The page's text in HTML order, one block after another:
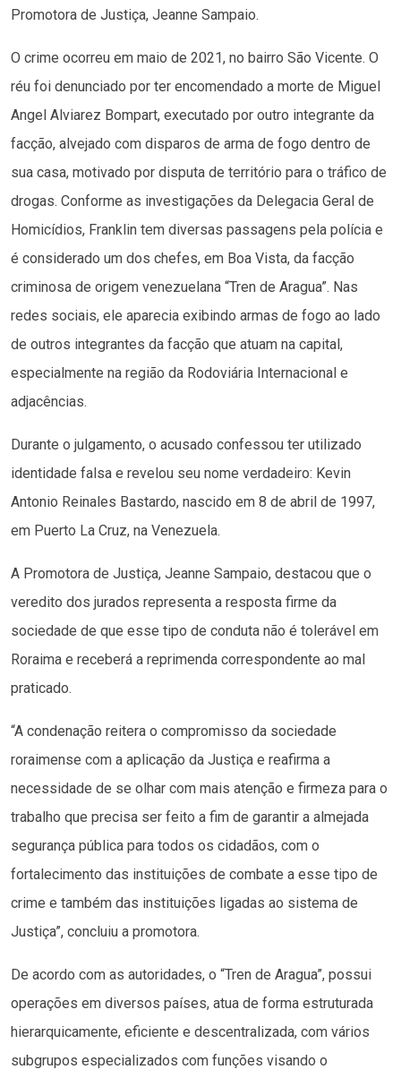
Promotora de Justiça, Jeanne Sampaio.
O crime ocorreu em maio de 2021, no bairro São Vicente. O
réu foi denunciado por ter encomendado a morte de Miguel
Angel Alviarez Bompart, executado por outro integrante da
facção, alvejado com disparos de arma de fogo dentro de
sua casa, motivado por disputa de território para o tráfico de
drogas. Conforme as investigações da Delegacia Geral de
Homicídios, Franklin tem diversas passagens pela polícia e
é considerado um dos chefes, em Boa Vista, da facção
criminosa de origem venezuelana “Tren de Aragua”. Nas
redes sociais, ele aparecia exibindo armas de fogo ao lado
de outros integrantes da facção que atuam na capital,
especialmente na região da Rodoviária Internacional e
adjacências.
Durante o julgamento, o acusado confessou ter utilizado
identidade falsa e revelou seu nome verdadeiro: Kevin
Antonio Reinales Bastardo, nascido em 8 de abril de 1997,
em Puerto La Cruz, na Venezuela.
A Promotora de Justiça, Jeanne Sampaio, destacou que o
veredito dos jurados representa a resposta firme da
sociedade de que esse tipo de conduta não é tolerável em
Roraima e receberá a reprimenda correspondente ao mal
praticado.
“A condenação reitera o compromisso da sociedade
roraimense com a aplicação da Justiça e reafirma a
necessidade de se olhar com mais atenção e firmeza para o
trabalho que precisa ser feito a fim de garantir a almejada
segurança pública para todos os cidadãos, com o
fortalecimento das instituições de combate a esse tipo de
crime e também das instituições ligadas ao sistema de
Justiça”, concluiu a promotora.
De acordo com as autoridades, o “Tren de Aragua”, possui
operações em diversos países, atua de forma estruturada
hierarquicamente, eficiente e descentralizada, com vários
subgrupos especializados com funções visando o